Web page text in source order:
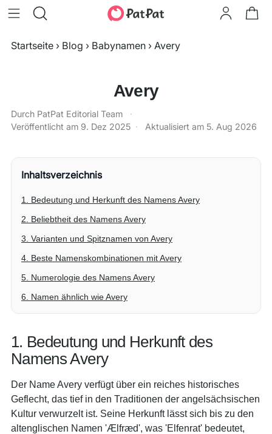
Startseite › Blog › Babynamen › Avery
Avery
Durch PatPat Editorial Team
·
Veröffentlicht am 9. Dez 2025 · Aktualisiert am 5. Aug 2026
Inhaltsverzeichnis
1. Bedeutung und Herkunft des Namens Avery
2. Beliebtheit des Namens Avery
3. Varianten und Spitznamen von Avery
4. Beste Namenskombinationen mit Avery
5. Numerologie des Namens Avery
6. Namen ähnlich wie Avery
1. Bedeutung und Herkunft des
Namens Avery
Der Name Avery verfügt über ein reiches historisches
Geflecht, das tief in den Traditionen der angelsächsischen
Kultur verwurzelt ist. Seine Herkunft lässt sich bis zu den
altenglischen Namen 'Ælfræd', was 'Elfenrat' bedeutet,